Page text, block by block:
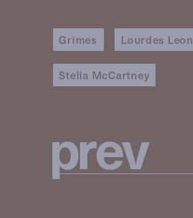
Grimes Lourdes Leon
Stella McCartney
prev